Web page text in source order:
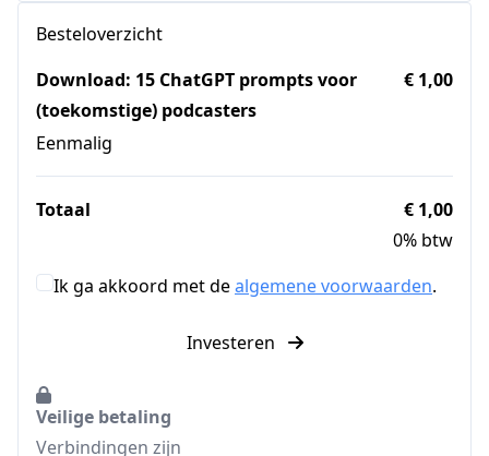
Besteloverzicht
Download: 15 ChatGPT prompts voor
(toekomstige) podcasters
Eenmalig
€ 1,00
Totaal
€ 1,00
0% btw
Ik ga akkoord met dealgemene voorwaarden.
Investeren
Veilige betaling
Verbindingen zijn